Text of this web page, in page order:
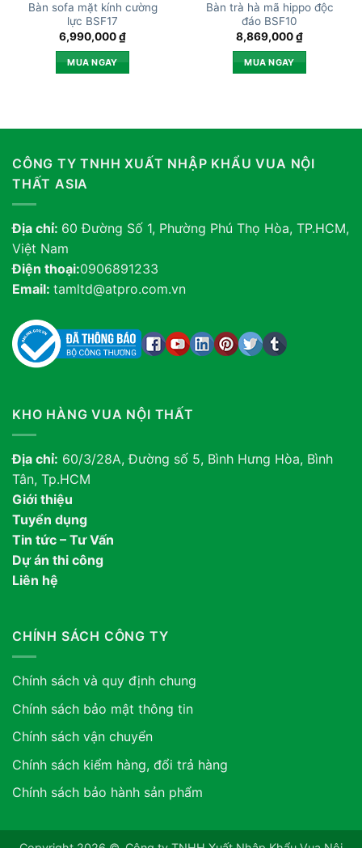
Bàn sofa mặt kính cường
lực BSF17
6,990,000₫
MUA NGAY
Bàn trà hà mã hippo độc
đáo BSF10
8,869,000₫
MUA NGAY
CÔNG TY TNHH XUẤT NHẬP KHẨU VUA NỘI
THẤT ASIA
Địa chỉ: 60 Đường Số 1, Phường Phú Thọ Hòa, TP.HCM,
Việt Nam
Điện thoại:0906891233
Email: tamltd@atpro.com.vn
KHO HÀNG VUA NỘI THẤT
Địa chỉ: 60/3/28A, Đường số 5, Bình Hưng Hòa, Bình
Tân, Tp.HCM
Giới thiệu
Tuyển dụng
Tin tức – Tư Vấn
Dự án thi công
Liên hệ
CHÍNH SÁCH CÔNG TY
Chính sách và quy định chung
Chính sách bảo mật thông tin
Chính sách vận chuyển
Chính sách kiểm hàng, đổi trả hàng
Chính sách bảo hành sản phẩm